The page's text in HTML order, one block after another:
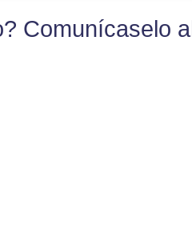
Comunícaselo